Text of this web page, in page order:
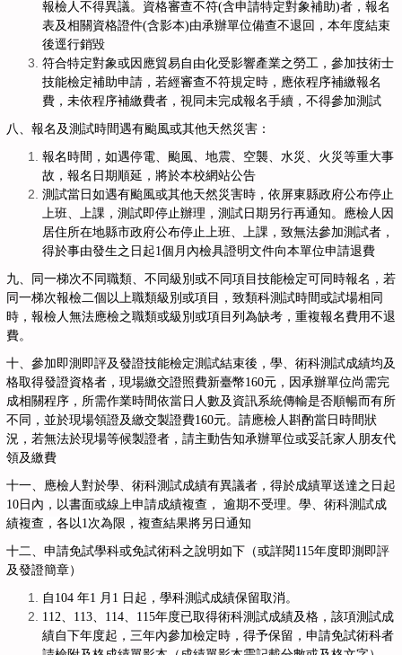
報檢人不得異議。資格審查不符(含申請特定對象補助)者，報名
表及相關資格證件(含影本)由承辦單位備查不退回，本年度結束
後逕行銷毀
符合特定對象或因應貿易自由化受影響產業之勞工，參加技術士
技能檢定補助申請，若經審查不符規定時，應依程序補繳報名
費，未依程序補繳費者，視同未完成報名手續，不得參加測試
八、報名及測試時間遇有颱風或其他天然災害：
報名時間，如遇停電、颱風、地震、空襲、水災、火災等重大事
故，報名日期順延，將於本校網站公告
測試當日如遇有颱風或其他天然災害時，依屏東縣政府公布停止
上班、上課，測試即停止辦理，測試日期另行再通知。應檢人因
居住所在地縣市政府公布停止上班、上課，致無法參加測試者，
得於事由發生之日起1個月內檢具證明文件向本單位申請退費
九、
同一梯次不同職類、不同級別或不同項目技能檢定可同時報名，若
同一梯次報檢二個以上職類級別或項目，致類科測試時間或試場相同
時，報檢人無法應檢之職類或級別或項目列為缺考，重複報名費用不退
費。
十、參加即測即評及發證技能檢定測試結束後，學、術科測試成績均及
格取得發證資格者，現場繳交證照費新臺幣160元，因承辦單位尚需完
成相關程序，所需作業時間依當日人數及資訊系統傳輸是否順暢而有所
不同，並於現場領證及繳交製證費160元。請應檢人斟酌當日時間狀
況，若無法於現場等候製證者，請主動告知承辦單位或妥託家人朋友代
領及繳費
十一、應檢人對於學、術科測試成績有異議者，得於成績單送達之日起
10日內，以書面或線上申請成績複查， 逾期不受理。學、術科測試成
績複查，各以1次為限， 複查結果將另日通知
十二、申請免試學科或免試術科之說明如下（或詳閱115年度即測即評
及發證簡章）
自104 年1 月1 日起，學科測試成績保留取消。
112、 113、 114、 115年度已取得術科測試成績及格，該項測試成
績自下年度起，三年內參加檢定時，得予保留，申請免試術科者